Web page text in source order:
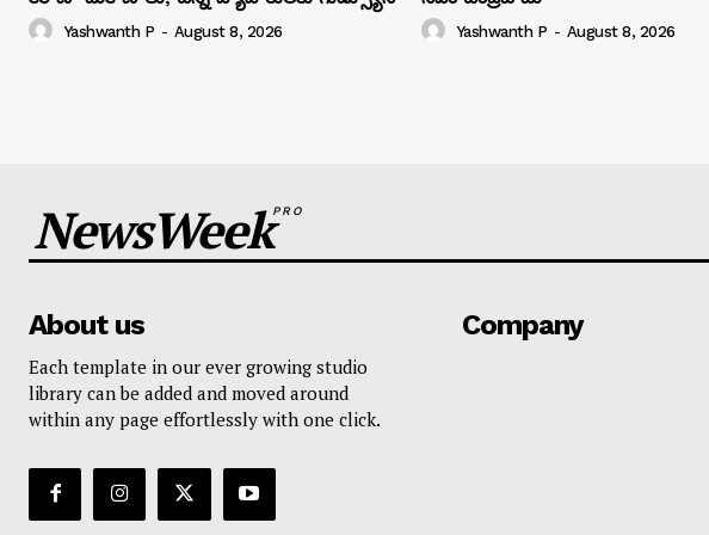
Yashwanth P - August 8, 2026 Yashwanth P - August 8, 2026
NewsWeekPRO
About us
Each template in our ever growing studio
library can be added and moved around
within any page effortlessly with one click.
Company